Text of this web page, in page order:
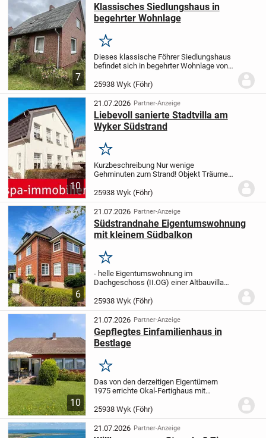
7
Klassisches Siedlungshaus in
begehrter Wohnlage
Merken
Dieses klassische Föhrer Siedlungshaus
befindet sich in begehrter Wohnlage von
zentrale Lage vereint hohe Wohnqualität
mit kurzen Wegen:
Einkaufsmöglichkeiten, die...
25938 Wyk (Föhr)
10
21.07.2026 Partner-Anzeige
Liebevoll sanierte Stadtvilla am
Wyker Südstrand
Merken
Kurzbeschreibung Nur wenige
Gehminuten zum Strand! Objekt Träumen
mit kompaktem Grundstück und
hochwertiger AusstattungObjekt 882/0-
13357Diese wunderschö...
25938 Wyk (Föhr)
6
21.07.2026 Partner-Anzeige
Südstrandnahe Eigentumswohnung
mit kleinem Südbalkon
Merken
- helle Eigentumswohnung im
Dachgeschoss (II.OG) einer Altbauvilla
Wohnung gehört ein Pkw-Stellplatz
Gemeinschaftssauna im Haus, ebenso
Waschmaschine und Trockner...
25938 Wyk (Föhr)
10
21.07.2026 Partner-Anzeige
Gepflegtes Einfamilienhaus in
Bestlage
Merken
Das von den derzeitigen Eigentümern
1975 errichte Okal-Fertighaus mit
benannte, gepflegte Wohnhaus bietet ein
gemütliches Zuhause in ruhiger Bestlage
von Wyk auf...
25938 Wyk (Föhr)
21.07.2026 Partner-Anzeige